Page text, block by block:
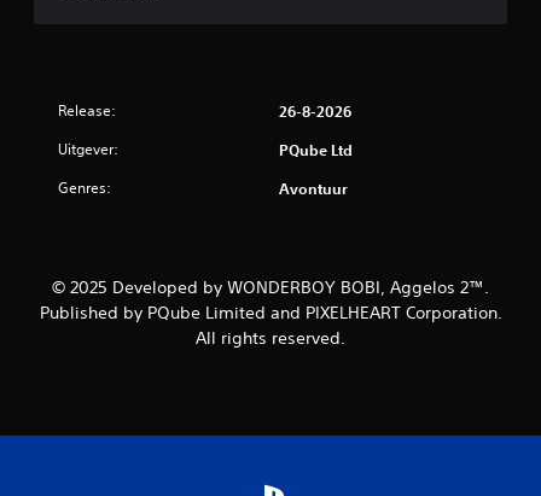
Release: 26-8-2026
Uitgever: PQube Ltd
Genres: Avontuur
© 2025 Developed by WONDERBOY BOBI, Aggelos 2™.
Published by PQube Limited and PIXELHEART Corporation.
All rights reserved.